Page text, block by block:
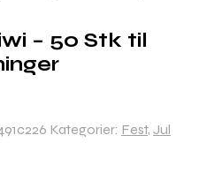
– 50 Stk til
Kategorier: Fest, Jul